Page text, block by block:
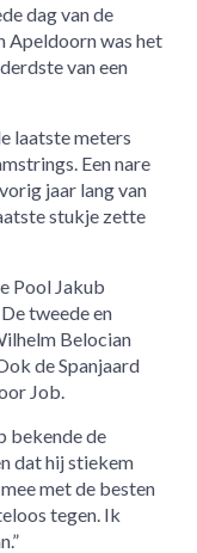
dag van de
Apeldoorn was het
van een
laatste meters
Een nare
jaar lang van
stukje zette
Pool Jakub
tweede en
Belocian
de Spanjaard
Job.
bekende de
dat hij stiekem
met de besten
tegen. Ik